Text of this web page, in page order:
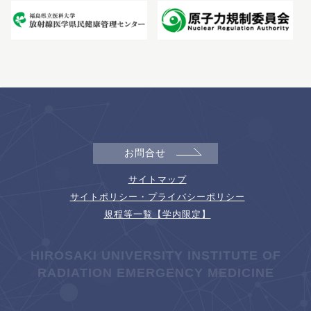
お問合せ
サイトマップ
サイトポリシー・プライバシーポリシー
規程等一覧【学内限定】
HIROSAKI UNIVERSITY INSTITUTE OF
RADIATION EMERGENCY MEDICINE